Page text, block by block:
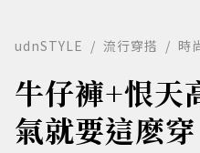
udnSTYLE 流行穿搭 時
牛仔褲+恨天
氣就要這麽穿